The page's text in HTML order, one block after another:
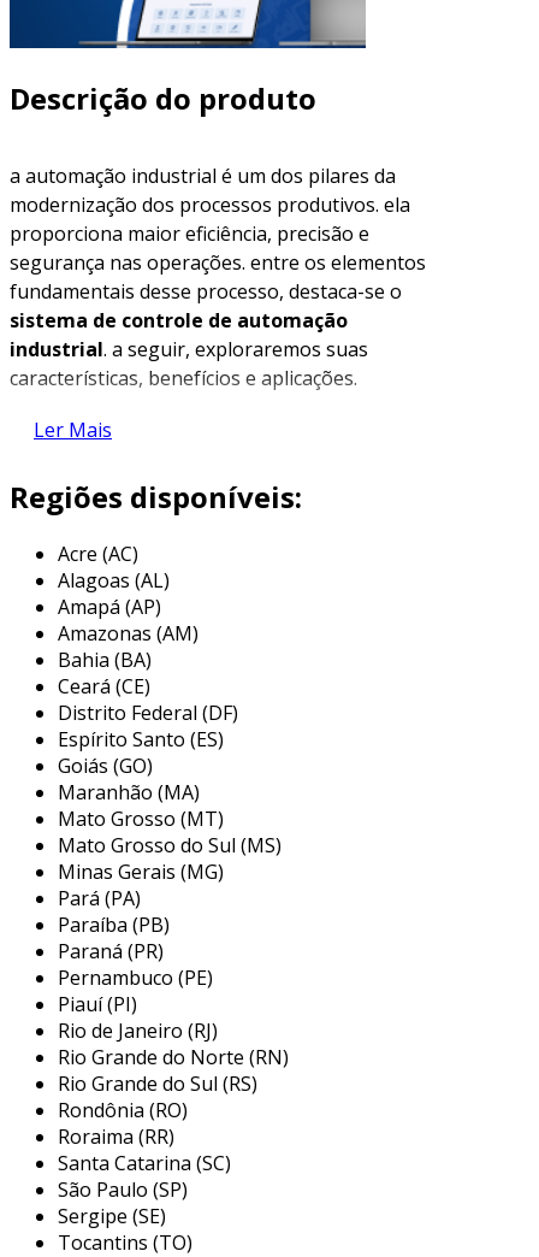
Descrição do produto
a automação industrial é um dos pilares da
modernização dos processos produtivos. ela
proporciona maior eficiência, precisão e
segurança nas operações. entre os elementos
fundamentais desse processo, destaca-se o
sistema de controle de automação
industrial. a seguir, exploraremos suas
características, benefícios e aplicações.
o que é um sistema de controle de
um sistema de controle de automação
tecnologias e processos que gerenciam e
regulam a operação de máquinas e
equipamentos. esse sistema utiliza dispositivos
eletroeletrônicos para monitorar e controlar
variáveis como temperatura, pressão,
velocidade e nível de outros parâmetros
críticos.
estrutura básica do sistema
o sistema é composto, em geral, por três
elementos principais:
sensores
informações do ambiente e as
transformam em sinais elétricos.
controladores
processam os sinais recebidos dos
sensores e geram comandos para os
atuadores.
atuadores: elementos que realizam a
ação física, como motores e válvulas,
conforme as instruções do controlador.
benefícios da automação industrial
Ler Mais
Regiões disponíveis:
Acre (AC)
Alagoas (AL)
Amapá (AP)
Amazonas (AM)
Bahia (BA)
Ceará (CE)
Distrito Federal (DF)
Espírito Santo (ES)
Goiás (GO)
Maranhão (MA)
Mato Grosso (MT)
Mato Grosso do Sul (MS)
Minas Gerais (MG)
Pará (PA)
Paraíba (PB)
Paraná (PR)
Pernambuco (PE)
Piauí (PI)
Rio de Janeiro (RJ)
Rio Grande do Norte (RN)
Rio Grande do Sul (RS)
Rondônia (RO)
Roraima (RR)
Santa Catarina (SC)
São Paulo (SP)
Sergipe (SE)
Tocantins (TO)